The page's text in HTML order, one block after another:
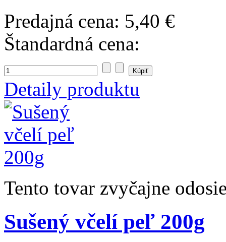
Predajná cena: 5,40 €
Štandardná cena:
Detaily produktu
Tento tovar zvyčajne
Sušený včelí peľ 200g